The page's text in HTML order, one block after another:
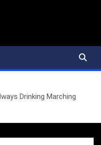
Drinking Marching